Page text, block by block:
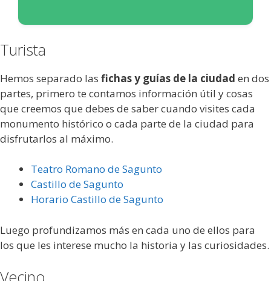
Turista
Hemos separado las fichas y guías de la ciudad en dos
partes, primero te contamos información útil y cosas
que creemos que debes de saber cuando visites cada
monumento histórico o cada parte de la ciudad para
disfrutarlos al máximo.
Teatro Romano de Sagunto
Castillo de Sagunto
Horario Castillo de Sagunto
Luego profundizamos más en cada uno de ellos para
los que les interese mucho la historia y las curiosidades.
Vecino